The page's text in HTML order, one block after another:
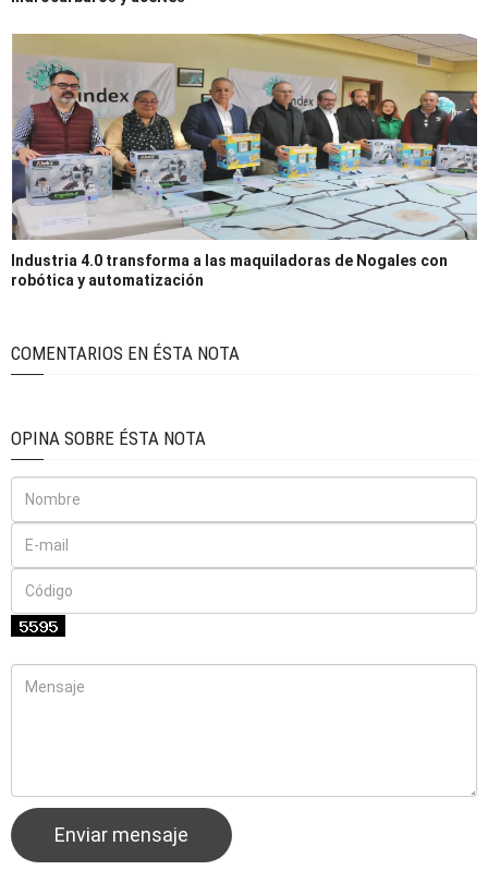
Industria 4.0 transforma a las maquiladoras de Nogales con
robótica y automatización
COMENTARIOS EN ÉSTA NOTA
OPINA SOBRE ÉSTA NOTA